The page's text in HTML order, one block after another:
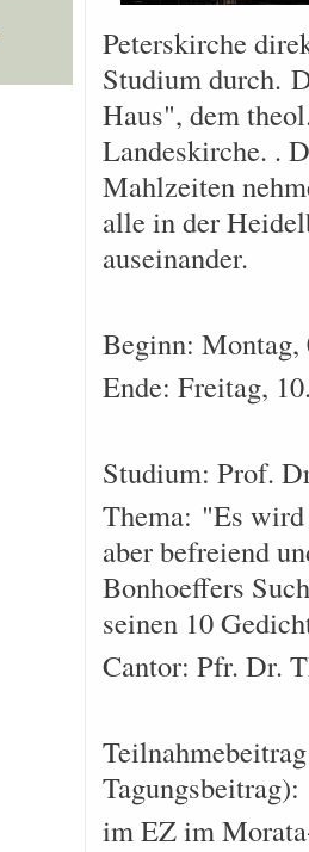
Peterskirche
Studium durch.
Haus", dem
Landeskirche. .
Mahlzeiten
alle in der
auseinander.
Beginn: Montag,
Ende: Freitag,
Studium: Prof.
Thema: "Es wird
aber befreiend
Bonhoeffers
seinen 10
Cantor: Pfr. Dr.
Tagungsbeitrag):
im EZ im